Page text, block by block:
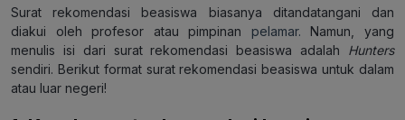
Surat rekomendasi beasiswa biasanya ditandatangani dan
diakui oleh profesor atau pimpinan pelamar. Namun, yang
menulis isi dari surat rekomendasi beasiswa adalah Hunters
sendiri. Berikut format surat rekomendasi beasiswa untuk dalam
atau luar negeri!